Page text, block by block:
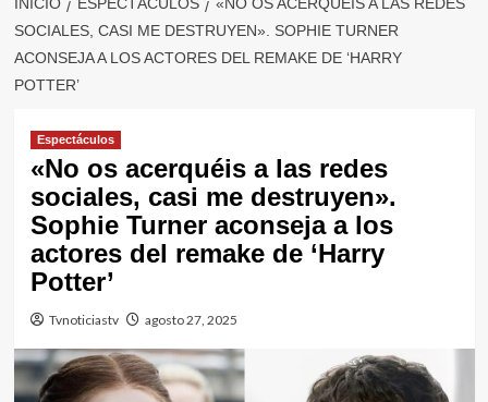
SOCIALES, CASI ME DESTRUYEN». SOPHIE TURNER
ACONSEJA A LOS ACTORES DEL REMAKE DE ‘HARRY
POTTER’
Espectáculos
«No os acerquéis a las redes
sociales, casi me destruyen».
Sophie Turner aconseja a los
actores del remake de ‘Harry
Potter’
Tvnoticiastv agosto 27, 2025